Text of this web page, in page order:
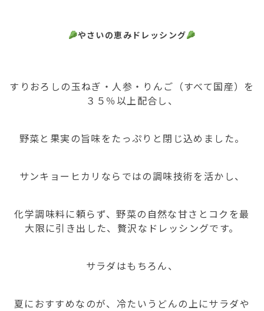
やさいの恵みドレッシング
すりおろしの玉ねぎ・人参・りんご（すべて国産）を
３５％以上配合し、
野菜と果実の旨味をたっぷりと閉じ込めました。
サンキョーヒカリならではの調味技術を活かし、
化学調味料に頼らず、野菜の自然な甘さとコクを最
大限に引き出した、贅沢なドレッシングです。
サラダはもちろん、
夏におすすめなのが、冷たいうどんの上にサラダや